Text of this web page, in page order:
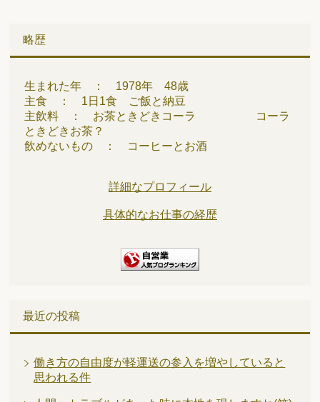
略歴
生まれた年 ： 1978年 48歳
主食 ： 1日1食 ご飯と納豆
主飲料 ： お茶ときどきコーラ コーラ
ときどきお茶？
飲めないもの ： コーヒーとお酒
詳細なプロフィール
具体的なお仕事の経歴
最近の投稿
働き方の自由度が軽運送の参入を増やしていると
思われる件